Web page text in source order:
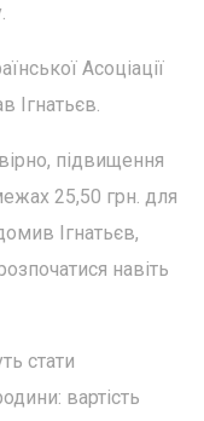
Асоціації
Ігнатьєв.
підвищення
25,50 грн. для
Ігнатьєв,
навіть
стати
вартість